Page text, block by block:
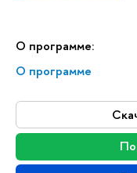
О программе:
О программе